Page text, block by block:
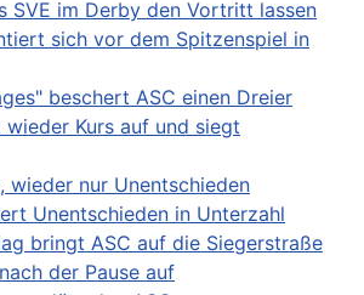
SVE im Derby den Vortritt lassen
sich vor dem Spitzenspiel in
beschert ASC einen Dreier
wieder Kurs auf und siegt
wieder nur Unentschieden
Unentschieden in Unterzahl
bringt ASC auf die Siegerstraße
der Pause auf